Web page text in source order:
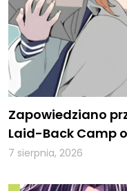
Zapowiedziano
Laid-Back Camp
7 sierpnia, 2026